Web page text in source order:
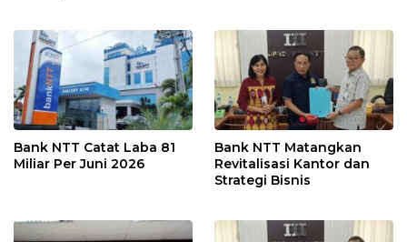
Bank NTT Catat Laba 81
Miliar Per Juni 2026
Bank NTT Matangkan
Revitalisasi Kantor dan
Strategi Bisnis